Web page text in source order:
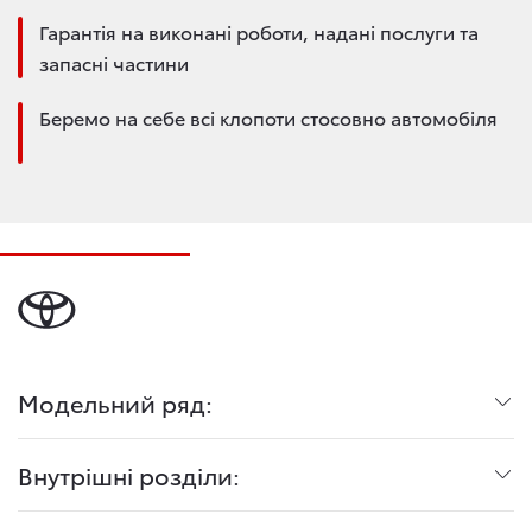
Гарантія на виконані роботи, надані послуги та
запасні частини
Беремо на себе всі клопоти стосовно автомобіля
Модельний ряд:
Внутрішні розділи: